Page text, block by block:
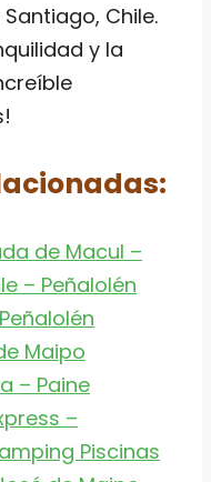
Chile.
y la
de Macul –
– Peñalolén
Maipo
– Paine
–
Piscinas